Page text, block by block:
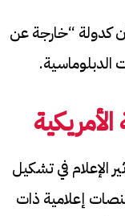
كدولة “خارجة عن
الدبلوماسية.
الإعلام في تشكيل
إعلامية ذات